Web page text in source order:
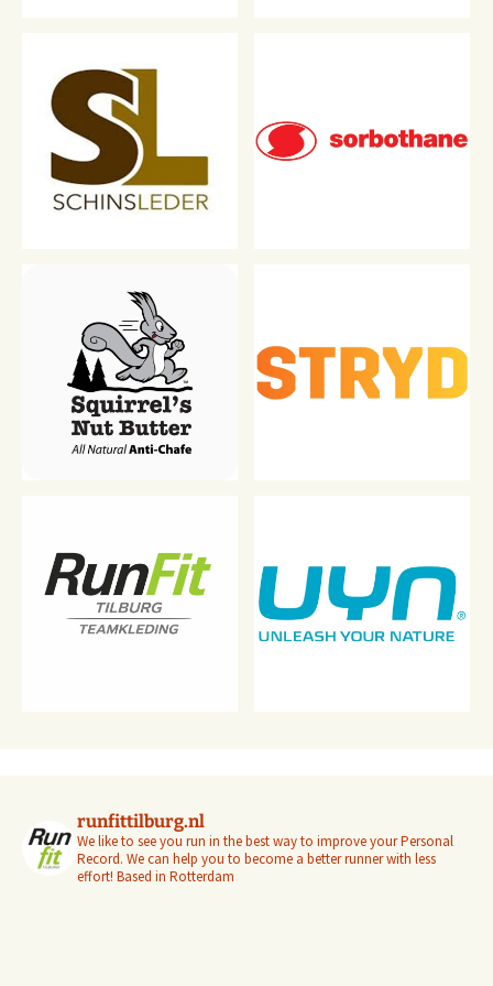
runfittilburg.nl
We like to see you run in the best way to improve your Personal
Record. We can help you to become a better runner with less
effort! Based in Rotterdam